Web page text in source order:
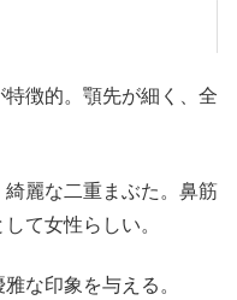
徴的。顎先が細く、全
麗な二重まぶた。鼻筋
て女性らしい。
な印象を与える。